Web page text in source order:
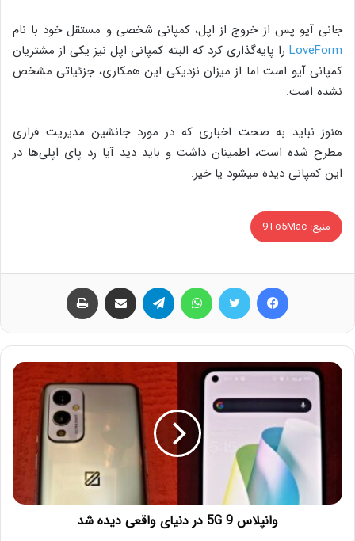
جانی آیو پس از خروج از اپل، کمپانی شخصی و مستقل خود با نام
LoveForm را پایه‌گذاری کرد که البته کمپانی اپل نیز یکی از مشتریان
کمپانی آیو است اما از میزان نزدیکی این همکاری، جزئیاتی مشخص
نشده است.
هنوز نباید به صحت اخباری که در مورد جانشین مدیریت فراری
مطرح شده است، اطمینان داشت و باید دید آیا رد پای اپلی‌ها در
این کمپانی دیده می‎شود یا خیر.
منبع: 9To5Mac
وانپلاس 9 5G در دنیای واقعی دیده شد